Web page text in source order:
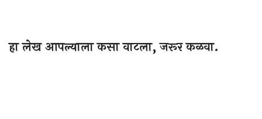
हा लेख आपल्याला कसा वाटला, जरूर कळवा.